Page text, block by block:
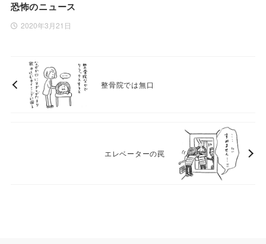
恐怖のニュース
2020年3月21日
整骨院では無口
エレベーターの罠